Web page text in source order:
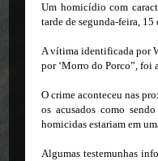
Um homicídio com
tarde de segunda-feira,
A vítima identificada por
por ‘Morro do Porco”, foi
O crime aconteceu nas
os acusados como
homicidas estariam em
Algumas testemunhas